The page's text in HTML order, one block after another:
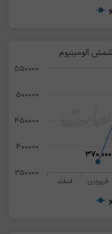
و حرارتی آن کمک می
۳۷۰,۰۰۰
۳۷۰,۰۰۰
اسفند فروردین
350000
400000
450000
500000
550000